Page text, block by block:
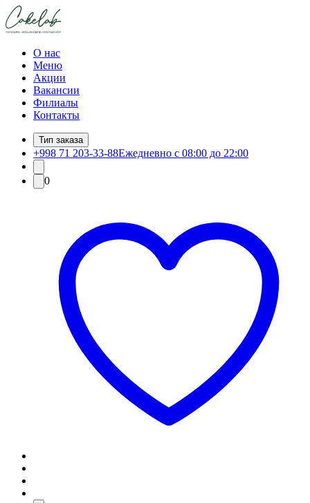
О нас
Меню
Акции
Вакансии
Филиалы
Контакты
Тип заказа
+998 71 203-33-88Ежедневно с 08:00 до 22:00
0